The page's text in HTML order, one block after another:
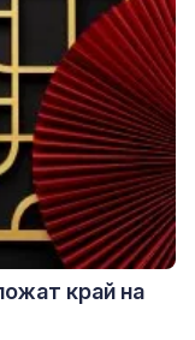
край на